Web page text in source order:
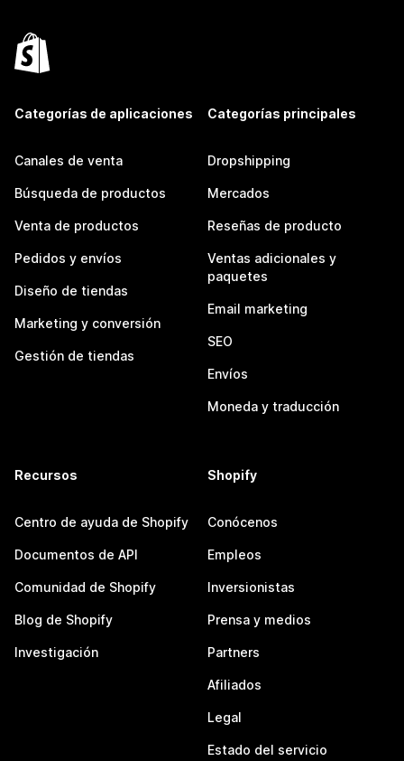
Categorías de aplicaciones
Canales de venta
Búsqueda de productos
Venta de productos
Pedidos y envíos
Diseño de tiendas
Marketing y conversión
Gestión de tiendas
Categorías principales
Dropshipping
Mercados
Reseñas de producto
Ventas adicionales y
paquetes
Email marketing
SEO
Envíos
Moneda y traducción
Recursos
Centro de ayuda de Shopify
Documentos de API
Comunidad de Shopify
Blog de Shopify
Investigación
Shopify
Conócenos
Empleos
Inversionistas
Prensa y medios
Partners
Afiliados
Legal
Estado del servicio